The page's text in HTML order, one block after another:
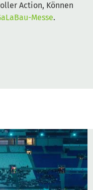
Action, Können
Messe.